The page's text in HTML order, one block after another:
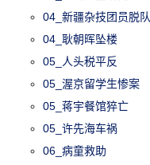
04_新疆杂技团员脱队
04_耿朝晖坠楼
05_人头税平反
05_渥京留学生惨案
05_蒋宇餐馆猝亡
05_许先海车祸
06_病童救助